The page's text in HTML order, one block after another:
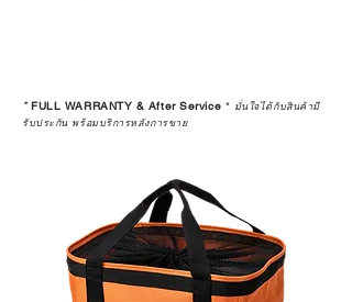
*FULL WARRANTY & After Service * มั่นใจได้กับสินค้ามี
รับประกัน พร้อมบริการหลังการขาย